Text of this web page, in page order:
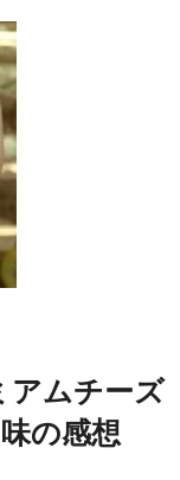
アムチーズ
の感想